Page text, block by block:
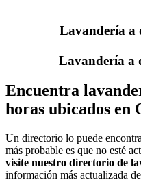
Lavandería a
Lavandería a
Encuentra
horas ubicados en
Un directorio lo puede
más probable es que no esté
visite nuestro directorio de
información más actualizada